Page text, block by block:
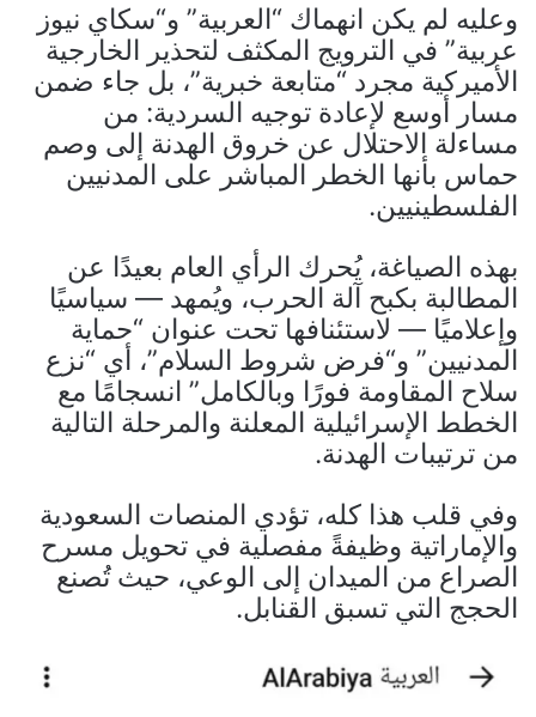
وعليه لم يكن انهماك “العربية” و“سكاي نيوز
عربية” في الترويج المكثف لتحذير الخارجية
الأميركية مجرد “متابعة خبرية”، بل جاء ضمن
مسار أوسع لإعادة توجيه السردية: من
مساءلة الاحتلال عن خروق الهدنة إلى وصم
حماس بأنها الخطر المباشر على المدنيين
الفلسطينيين.
بهذه الصياغة، يُحرك الرأي العام بعيدًا عن
المطالبة بكبح آلة الحرب، ويُمهد — سياسيًا
وإعلاميًا — لاستئنافها تحت عنوان “حماية
المدنيين” و“فرض شروط السلام”، أي “نزع
سلاح المقاومة فورًا وبالكامل” انسجامًا مع
الخطط الإسرائيلية المعلنة والمرحلة التالية
من ترتيبات الهدنة.
وفي قلب هذا كله، تؤدي المنصات السعودية
والإماراتية وظيفةً مفصلية في تحويل مسرح
الصراع من الميدان إلى الوعي، حيث تُصنع
الحجج التي تسبق القنابل.